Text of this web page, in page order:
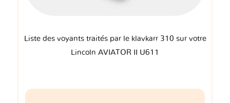
Liste des voyants traités par le klavkarr 310 sur votre
Lincoln AVIATOR II U611